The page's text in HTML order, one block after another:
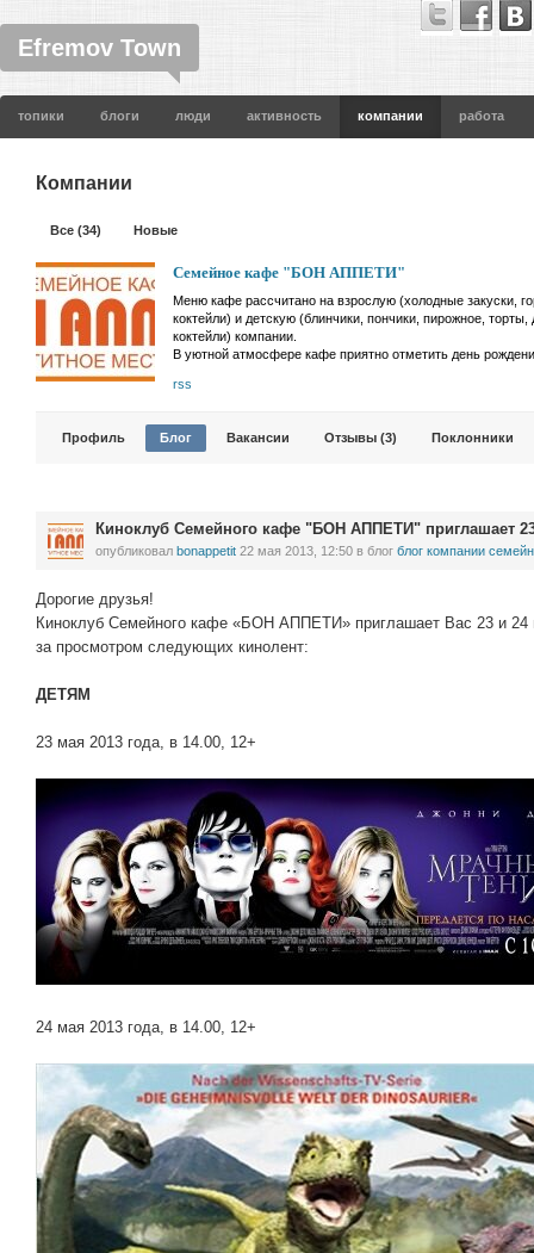
Efremov Town
топики блоги люди активность компании работа
Компании
Все (34) Новые
Семейное кафе "БОН АППЕТИ"
Меню кафе рассчитано на взрослую (холодные закуски,
коктейли) и детскую (блинчики, пончики, пирожное,
коктейли) компании.
В уютной атмосфере кафе приятно отметить день
rss
Профиль Блог Вакансии Отзывы (3) Поклонники
Киноклуб Семейного кафе "БОН АППЕТИ" приглашает
опубликовал bonappetit 22 мая 2013, 12:50 в блог блог компании
Дорогие друзья!
Киноклуб Семейного кафе «БОН АППЕТИ» приглашает Вас 23 и 24
за просмотром следующих кинолент:
ДЕТЯМ
23 мая 2013 года, в 14.00, 12+
24 мая 2013 года, в 14.00, 12+